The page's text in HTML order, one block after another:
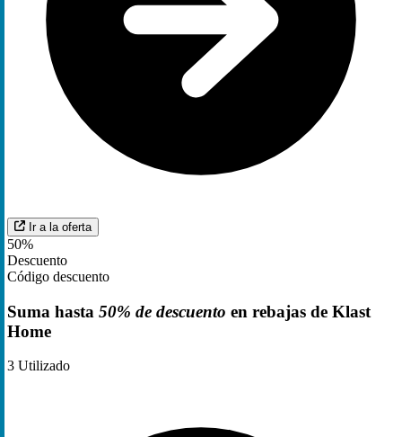
Ir a la oferta
50%
Descuento
Código descuento
Suma hasta 50% de descuento en rebajas de Klast
Home
3 Utilizado